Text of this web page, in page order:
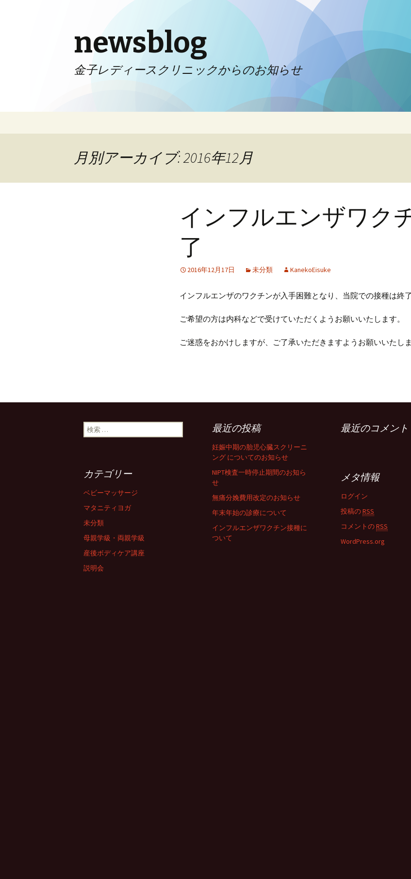
newsblog
金子レディースクリニックからのお知らせ
月別アーカイブ: 2016年12月
インフルエンザワク
了
2016年12月17日 未分類 KanekoEisuke
インフルエンザのワクチンが入手困難となり、当院での接種は終
ご希望の方は内科などで受けていただくようお願いいたします。
ご迷惑をおかけしますが、ご了承いただきますようお願いいたしま
検索: 最近の投稿
妊娠中期の胎児心臓スクリーニ
ング についてのお知らせ
NIPT検査一時停止期間のお知ら
せ
無痛分娩費用改定のお知らせ
年末年始の診療について
インフルエンザワクチン接種に
ついて
最近のコメント
カテゴリー
ベビーマッサージ
マタニティヨガ
未分類
母親学級・両親学級
産後ボディケア講座
説明会
メタ情報
ログイン
投稿のRSS
コメントのRSS
WordPress.org